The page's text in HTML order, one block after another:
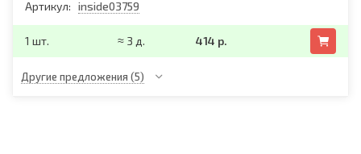
Артикул: inside03759
1 шт. ≈ 3 д. 414 р.
Другие предложения (5)